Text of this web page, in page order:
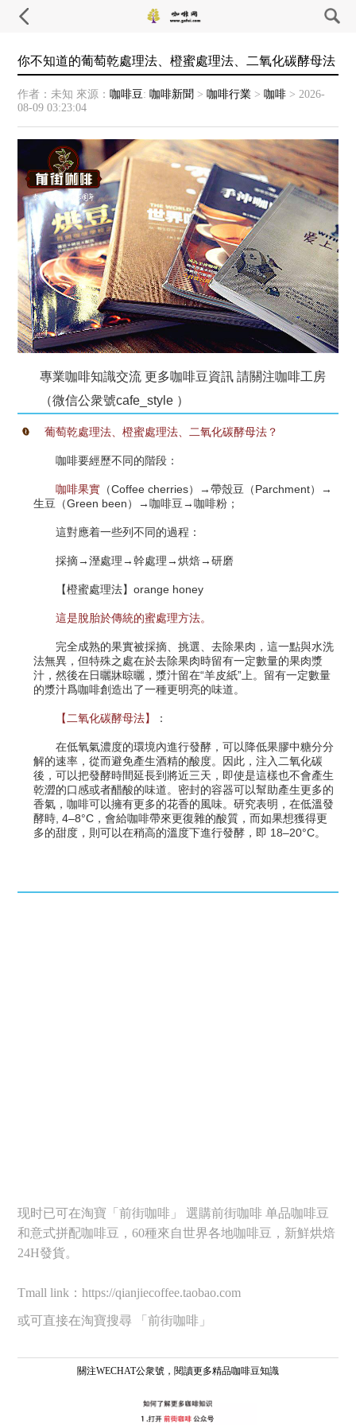
你不知道的葡萄乾處理法、橙蜜處理法、二氧化碳酵母法
作者：未知 來源：咖啡豆:咖啡新聞 >咖啡行業 >咖啡 >2026-
08-09 03:23:04
專業咖啡知識交流 更多咖啡豆資訊 請關注咖啡工房
（微信公衆號cafe_style ）
葡萄乾處理法、橙蜜處理法、二氧化碳酵母法？
咖啡要經歷不同的階段：
咖啡果實 （Coffee cherries）→帶殼豆（Parchment）→
生豆（Green been）→咖啡豆→咖啡粉；
這對應着一些列不同的過程：
採摘→溼處理→幹處理→烘焙→研磨
【橙蜜處理法】orange honey
這是脫胎於傳統的蜜處理方法。
完全成熟的果實被採摘、挑選、去除果肉，這一點與水洗
法無異，但特殊之處在於去除果肉時留有一定數量的果肉漿
汁，然後在日曬牀晾曬，漿汁留在“羊皮紙”上。留有一定數量
的漿汁爲咖啡創造出了一種更明亮的味道。
【二氧化碳酵母法】 ：
在低氧氣濃度的環境內進行發酵，可以降低果膠中糖分分
解的速率，從而避免產生酒精的酸度。因此，注入二氧化碳
後，可以把發酵時間延長到將近三天，即使是這樣也不會產生
乾澀的口感或者醋酸的味道。密封的容器可以幫助產生更多的
香氣，咖啡可以擁有更多的花香的風味。研究表明，在低溫發
酵時, 4–8°C，會給咖啡帶來更復雜的酸質，而如果想獲得更
多的甜度，則可以在稍高的溫度下進行發酵，即 18–20°C。
现时已可在淘寶「前街咖啡」 選購前街咖啡 单品咖啡豆
和意式拼配咖啡豆，60種來自世界各地咖啡豆，新鮮烘焙
24H發貨。
Tmall link：https://qianjiecoffee.taobao.com
或可直接在淘寶搜尋 「前街咖啡」
關注WECHAT公衆號，閱讀更多精品咖啡豆知識